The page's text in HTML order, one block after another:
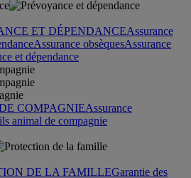
ET DÉPENDANCEAssurance
Assurance obsèquesAssurance
et dépendance
COMPAGNIEAssurance
animal de compagnie
DE LA FAMILLEGarantie des